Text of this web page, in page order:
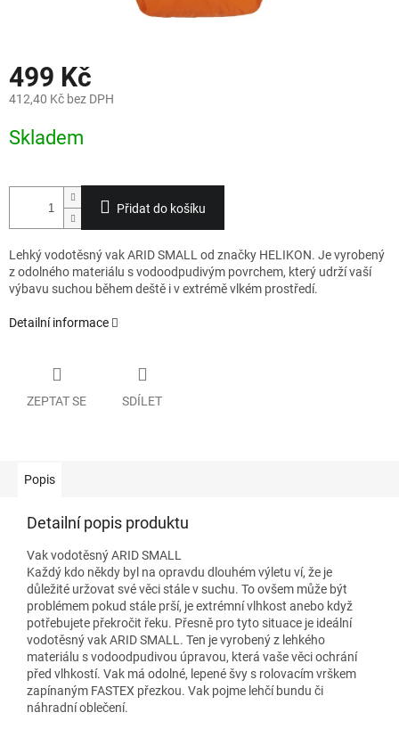
499 Kč
412,40 Kč bez DPH
cena:
Skladem
Přidat do košíku
Lehký vodotěsný vak ARID SMALL od značky HELIKON. Je vyrobený
z odolného materiálu s vodoodpudivým povrchem, který udrží vaší
výbavu suchou během deště i v extrémě vlkém prostředí.
Detailní informace
ZEPTAT SE SDÍLET
Popis
Detailní popis produktu
Vak vodotěsný ARID SMALL
Každý kdo někdy byl na opravdu dlouhém výletu ví, že je
důležité uržovat své věci stále v suchu. To ovšem může být
problémem pokud stále prší, je extrémní vlhkost anebo když
potřebujete překročit řeku. Přesně pro tyto situace je ideální
vodotěsný vak ARID SMALL. Ten je vyrobený z lehkého
materiálu s vodoodpudivou úpravou, která vaše věci ochrání
před vlhkostí. Vak má odolné, lepené švy s rolovacím vrškem
zapínaným FASTEX přezkou. Vak pojme lehčí bundu či
náhradní oblečení.